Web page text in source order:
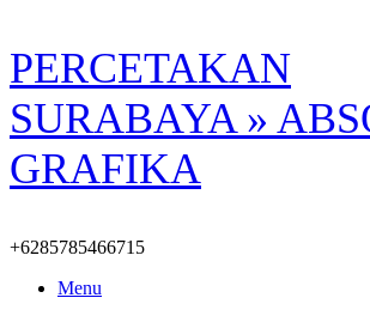
Skip
to
content
PERCETAKAN
SURABAYA »
GRAFIKA
+6285785466715
Menu